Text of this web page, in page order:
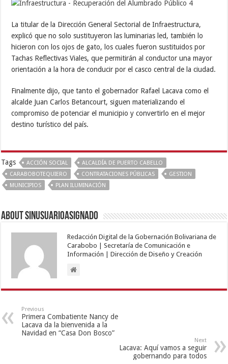
La titular de la Dirección General Sectorial de Infraestructura,
explicó que no solo sustituyeron las luminarias led, también lo
hicieron con los ojos de gato, los cuales fueron sustituidos por
Tachas Reflectivas Viales, que permitirán al conductor una mayor
orientación a la hora de conducir por el casco central de la ciudad.
Finalmente dijo, que tanto el gobernador Rafael Lacava como el
alcalde Juan Carlos Betancourt, siguen materializando el
compromiso de potenciar el municipio y convertirlo en el mejor
destino turístico del país.
Tags ACCIÓN SOCIAL
ALCALDÍA DE PUERTO CABELLO
CARABOBOTEQUIERO
CONTRATACIONES PÚBLICAS
GESTION
MUNICIPIOS
PLAN ILUMINACIÓN
About sinusuarioasignado
Redacción Digital de la Gobernación Bolivariana de
Carabobo | Secretaría de Comunicación e
Información | Dirección de Diseño y Creación
Previous
Primera Combatiente Nancy de
Lacava da la bienvenida a la
Navidad en “Casa Don Bosco”
Next
Lacava: Aquí vamos a seguir
gobernando para todos